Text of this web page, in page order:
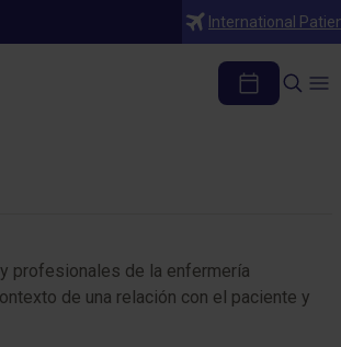
International
profesionales de la enfermería
de una relación con el paciente y